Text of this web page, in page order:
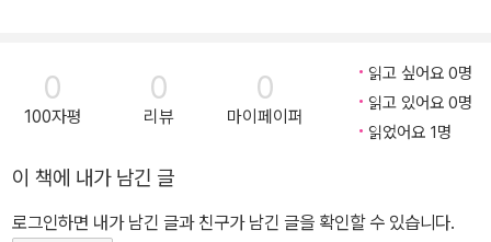
0
100자평
0
리뷰
0
마이페이퍼
읽고 싶어요 0명
읽고 있어요 0명
읽었어요 1명
이 책에 내가 남긴 글
로그인하면 내가 남긴 글과 친구가 남긴 글을 확인할 수 있습니다.